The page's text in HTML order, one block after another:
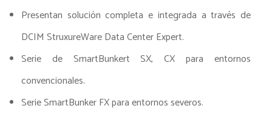
Presentan solución completa e integrada a través de
DCIM StruxureWare Data Center Expert.
Serie de SmartBunkert SX, CX para entornos
convencionales.
Serie SmartBunker FX para entornos severos.